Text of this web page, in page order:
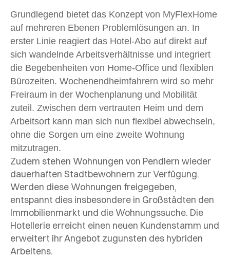
Grundlegend bietet das Konzept von MyFlexHome
auf mehreren Ebenen Problemlösungen an. In
erster Linie reagiert das Hotel-Abo auf direkt auf
sich wandelnde Arbeitsverhältnisse und integriert
die Begebenheiten von Home-Office und flexiblen
Bürozeiten. Wochenendheimfahrern wird so mehr
Freiraum in der Wochenplanung und Mobilität
zuteil. Zwischen dem vertrauten Heim und dem
Arbeitsort kann man sich nun flexibel abwechseln,
ohne die Sorgen um eine zweite Wohnung
mitzutragen.
Zudem stehen Wohnungen von Pendlern wieder
dauerhaften Stadtbewohnern zur Verfügung.
Werden diese Wohnungen freigegeben,
entspannt dies insbesondere in Großstädten den
Immobilienmarkt und die Wohnungssuche. Die
Hotellerie erreicht einen neuen Kundenstamm und
erweitert ihr Angebot zugunsten des hybriden
Arbeitens.